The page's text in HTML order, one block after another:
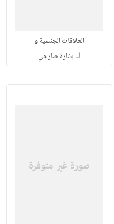
العلاقات الجنسية و
لـ بشارة صارجي